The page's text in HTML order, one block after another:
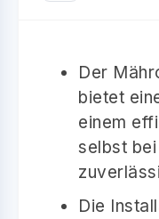
Der
bietet
einem
selbst
Die